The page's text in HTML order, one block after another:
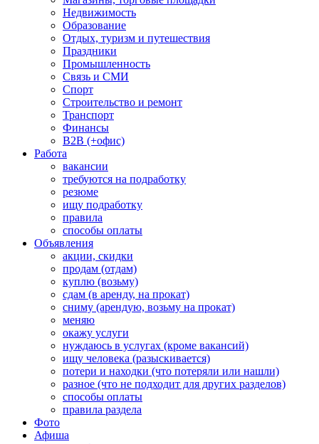
Недвижимость
Образование
Отдых, туризм и путешествия
Праздники
Промышленность
Связь и СМИ
Спорт
Строительство и ремонт
Транспорт
Финансы
B2B (+офис)
Работа
вакансии
требуются на подработку
резюме
ищу подработку
правила
способы оплаты
Объявления
акции, скидки
продам (отдам)
куплю (возьму)
сдам (в аренду, на прокат)
сниму (арендую, возьму на прокат)
меняю
окажу услуги
нуждаюсь в услугах (кроме вакансий)
ищу человека (разыскивается)
потери и находки (что потеряли или нашли)
разное (что не подходит для других разделов)
способы оплаты
правила раздела
Фото
Афиша